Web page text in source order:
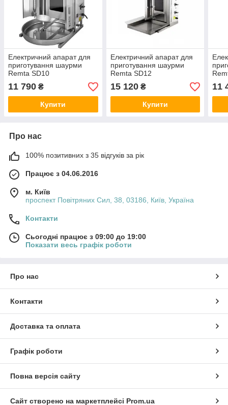
Електричний апарат для
приготування шаурми
Remta SD10
11 790 ₴
Купити
Електричний апарат для
приготування шаурми
Remta SD12
15 120₴
Купити
11
Про нас
100% позитивних з 35 відгуків за рік
Працює з 04.06.2016
м. Київ
проспект Повітряних Сил, 38, 03186, Київ, Україна
Контакти
Сьогодні працює з 09:00 до 19:00
Показати весь графік роботи
Про нас
Контакти
Доставка та оплата
Графік роботи
Повна версія сайту
Сайт створено на маркетплейсі Prom.ua